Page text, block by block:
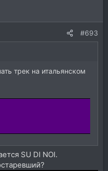
#693
трек на итальянском
SU DI NOI.